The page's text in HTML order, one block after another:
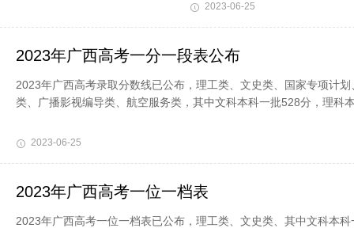
2023-06-25
2023年广西高考一分一段表公布
2023年广西高考录取分数线已公布，理工类、文史类、国家专项计
类、广播影视编导类、航空服务类，其中文科本科一批528分，理科
2023-06-25
2023年广西高考一位一档表
2023年广西高考一位一档表已公布，理工类、文史类、其中文科本